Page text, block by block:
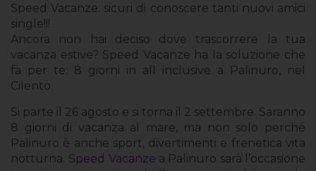
Speed Vacanze: sicuri di conoscere tanti nuovi amici
single!!!
Ancora non hai deciso dove trascorrere la tua
vacanza estive? Speed Vacanze ha la soluzione che
fa per te: 8 giorni in all inclusive a Palinuro, nel
Cilento.
Si parte il 26 agosto e si torna il 2 settembre. Saranno
8 giorni di vacanza al mare, ma non solo perché
Palinuro è anche sport, divertimenti e frenetica vita
notturna. Speed Vacanze a Palinuro sarà l’occasione